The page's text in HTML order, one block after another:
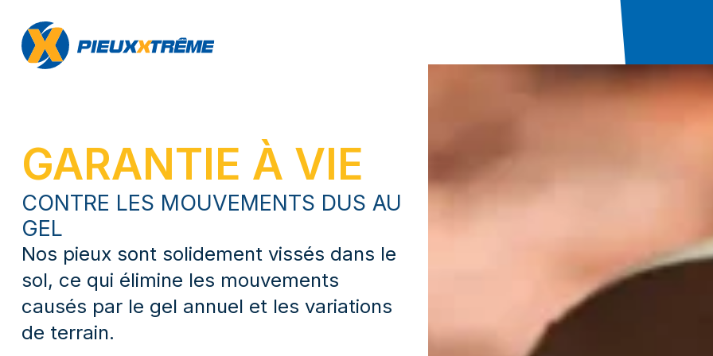
GARANTIE À VIE
CONTRE LES MOUVEMENTS DUS AU
GEL
Nos pieux sont solidement vissés dans le
sol, ce qui élimine les mouvements
causés par le gel annuel et les variations
de terrain.